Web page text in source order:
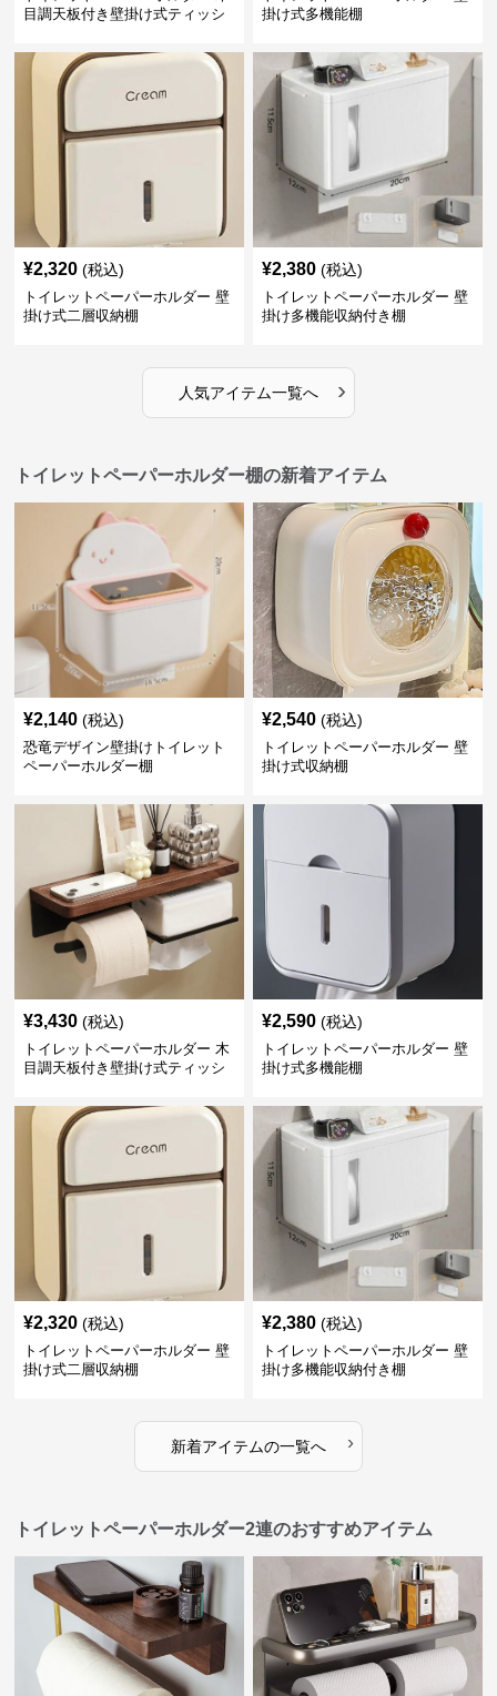
目調天板付き壁掛け式ティッシ
掛け式多機能棚
¥2,320 (税込)
トイレットペーパーホルダー 壁
掛け式二層収納棚
¥2,380 (税込)
トイレットペーパーホルダー 壁
掛け多機能収納付き棚
人気アイテム一覧へ ›
トイレットペーパーホルダー棚の新着アイテム
¥2,140 (税込)
恐竜デザイン壁掛けトイレット
ペーパーホルダー棚
¥2,540 (税込)
トイレットペーパーホルダー 壁
掛け式収納棚
¥3,430 (税込)
トイレットペーパーホルダー 木
目調天板付き壁掛け式ティッシ
¥2,590 (税込)
トイレットペーパーホルダー 壁
掛け式多機能棚
¥2,320 (税込)
トイレットペーパーホルダー 壁
掛け式二層収納棚
¥2,380 (税込)
トイレットペーパーホルダー 壁
掛け多機能収納付き棚
新着アイテムの一覧へ ›
トイレットペーパーホルダー2連のおすすめアイテム